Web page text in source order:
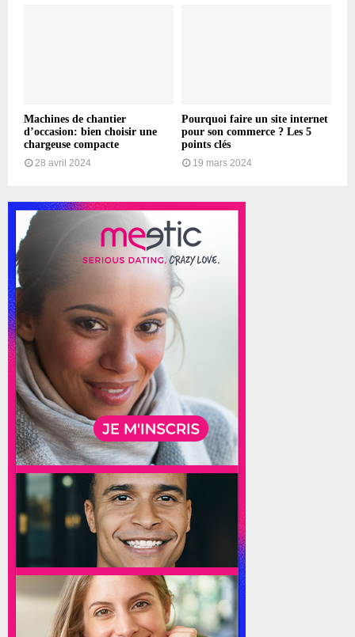
Machines de chantier
d’occasion: bien choisir une
chargeuse compacte
28 avril 2024
Pourquoi faire un site internet
pour son commerce ? Les 5
points clés
19 mars 2024